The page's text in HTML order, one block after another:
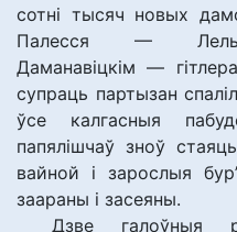
сотні тысяч новых
Палесся —
Даманавіцкім —
супраць партызан
ўсе калгасныя
папялішчаў зноў
вайной і зарослыя
заараны і засеяны.
Дзве галоўныя